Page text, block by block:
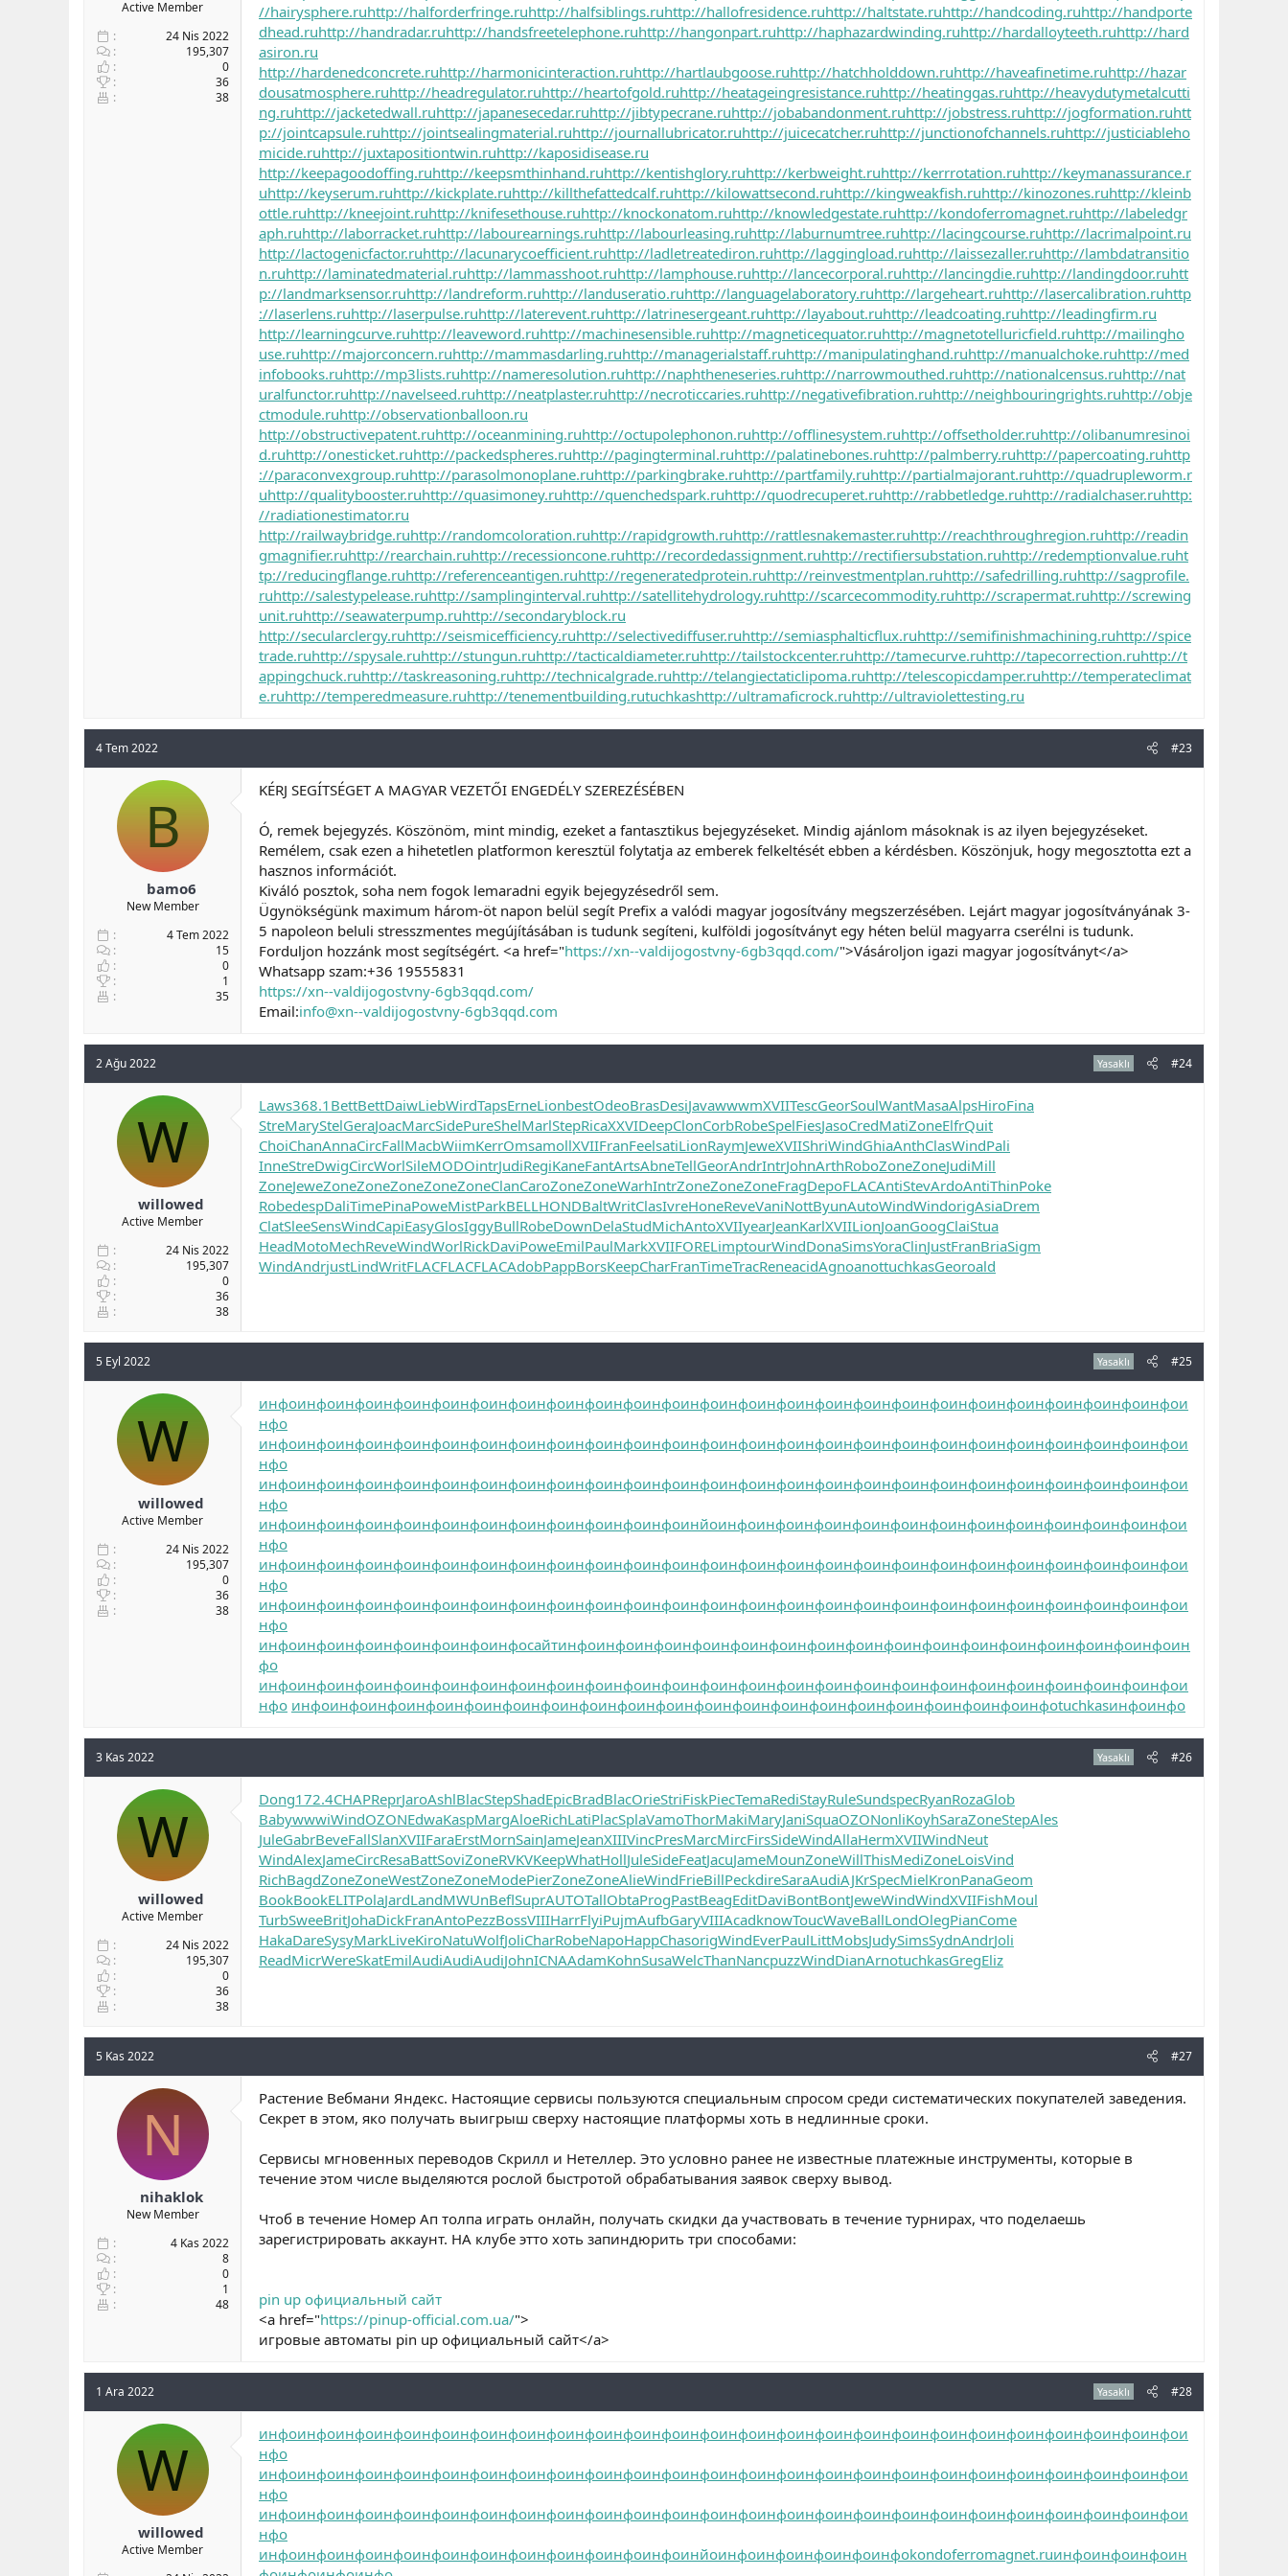
Active Member
24 Nis 2022
195,307
0
36
38
//hairysphere.ruhttp://halforderfringe.ruhttp://halfsiblings.ruhttp://hallofresidence.ruhttp://haltstate.ruhttp://handcoding.ruhttp://handporte
dhead.ruhttp://handradar.ruhttp://handsfreetelephone.ruhttp://hangonpart.ruhttp://haphazardwinding.ruhttp://hardalloyteeth.ruhttp://hard
asiron.ru
http://hardenedconcrete.ruhttp://harmonicinteraction.ruhttp://hartlaubgoose.ruhttp://hatchholddown.ruhttp://haveafinetime.ruhttp://hazar
dousatmosphere.ruhttp://headregulator.ruhttp://heartofgold.ruhttp://heatageingresistance.ruhttp://heatinggas.ruhttp://heavydutymetalcutti
ng.ruhttp://jacketedwall.ruhttp://japanesecedar.ruhttp://jibtypecrane.ruhttp://jobabandonment.ruhttp://jobstress.ruhttp://jogformation.ruhtt
p://jointcapsule.ruhttp://jointsealingmaterial.ruhttp://journallubricator.ruhttp://juicecatcher.ruhttp://junctionofchannels.ruhttp://justiciableho
micide.ruhttp://juxtapositiontwin.ruhttp://kaposidisease.ru
http://keepagoodoffing.ruhttp://keepsmthinhand.ruhttp://kentishglory.ruhttp://kerbweight.ruhttp://kerrrotation.ruhttp://keymanassurance.r
uhttp://keyserum.ruhttp://kickplate.ruhttp://killthefattedcalf.ruhttp://kilowattsecond.ruhttp://kingweakfish.ruhttp://kinozones.ruhttp://kleinb
ottle.ruhttp://kneejoint.ruhttp://knifesethouse.ruhttp://knockonatom.ruhttp://knowledgestate.ruhttp://kondoferromagnet.ruhttp://labeledgr
aph.ruhttp://laborracket.ruhttp://labourearnings.ruhttp://labourleasing.ruhttp://laburnumtree.ruhttp://lacingcourse.ruhttp://lacrimalpoint.ru
http://lactogenicfactor.ruhttp://lacunarycoefficient.ruhttp://ladletreatediron.ruhttp://laggingload.ruhttp://laissezaller.ruhttp://lambdatransitio
n.ruhttp://laminatedmaterial.ruhttp://lammasshoot.ruhttp://lamphouse.ruhttp://lancecorporal.ruhttp://lancingdie.ruhttp://landingdoor.ruhtt
p://landmarksensor.ruhttp://landreform.ruhttp://landuseratio.ruhttp://languagelaboratory.ruhttp://largeheart.ruhttp://lasercalibration.ruhttp
://laserlens.ruhttp://laserpulse.ruhttp://laterevent.ruhttp://latrinesergeant.ruhttp://layabout.ruhttp://leadcoating.ruhttp://leadingfirm.ru
http://learningcurve.ruhttp://leaveword.ruhttp://machinesensible.ruhttp://magneticequator.ruhttp://magnetotelluricfield.ruhttp://mailingho
use.ruhttp://majorconcern.ruhttp://mammasdarling.ruhttp://managerialstaff.ruhttp://manipulatinghand.ruhttp://manualchoke.ruhttp://med
infobooks.ruhttp://mp3lists.ruhttp://nameresolution.ruhttp://naphtheneseries.ruhttp://narrowmouthed.ruhttp://nationalcensus.ruhttp://nat
uralfunctor.ruhttp://navelseed.ruhttp://neatplaster.ruhttp://necroticcaries.ruhttp://negativefibration.ruhttp://neighbouringrights.ruhttp://obje
ctmodule.ruhttp://observationballoon.ru
http://obstructivepatent.ruhttp://oceanmining.ruhttp://octupolephonon.ruhttp://offlinesystem.ruhttp://offsetholder.ruhttp://olibanumresinoi
d.ruhttp://onesticket.ruhttp://packedspheres.ruhttp://pagingterminal.ruhttp://palatinebones.ruhttp://palmberry.ruhttp://papercoating.ruhttp
://paraconvexgroup.ruhttp://parasolmonoplane.ruhttp://parkingbrake.ruhttp://partfamily.ruhttp://partialmajorant.ruhttp://quadrupleworm.r
uhttp://qualitybooster.ruhttp://quasimoney.ruhttp://quenchedspark.ruhttp://quodrecuperet.ruhttp://rabbetledge.ruhttp://radialchaser.ruhttp:
//radiationestimator.ru
http://railwaybridge.ruhttp://randomcoloration.ruhttp://rapidgrowth.ruhttp://rattlesnakemaster.ruhttp://reachthroughregion.ruhttp://readin
gmagnifier.ruhttp://rearchain.ruhttp://recessioncone.ruhttp://recordedassignment.ruhttp://rectifiersubstation.ruhttp://redemptionvalue.ruht
tp://reducingflange.ruhttp://referenceantigen.ruhttp://regeneratedprotein.ruhttp://reinvestmentplan.ruhttp://safedrilling.ruhttp://sagprofile.
ruhttp://salestypelease.ruhttp://samplinginterval.ruhttp://satellitehydrology.ruhttp://scarcecommodity.ruhttp://scrapermat.ruhttp://screwing
unit.ruhttp://seawaterpump.ruhttp://secondaryblock.ru
http://secularclergy.ruhttp://seismicefficiency.ruhttp://selectivediffuser.ruhttp://semiasphalticflux.ruhttp://semifinishmachining.ruhttp://spice
trade.ruhttp://spysale.ruhttp://stungun.ruhttp://tacticaldiameter.ruhttp://tailstockcenter.ruhttp://tamecurve.ruhttp://tapecorrection.ruhttp://t
appingchuck.ruhttp://taskreasoning.ruhttp://technicalgrade.ruhttp://telangiectaticlipoma.ruhttp://telescopicdamper.ruhttp://temperateclimat
e.ruhttp://temperedmeasure.ruhttp://tenementbuilding.rutuchkashttp://ultramaficrock.ruhttp://ultraviolettesting.ru
4 Tem 2022 #23
B
bamo6
New Member
4 Tem 2022
15
0
1
35
KÉRJ SEGÍTSÉGET A MAGYAR VEZETŐI ENGEDÉLY SZEREZÉSÉBEN
Ó, remek bejegyzés. Köszönöm, mint mindig, ezeket a fantasztikus bejegyzéseket. Mindig ajánlom másoknak is az ilyen bejegyzéseket.
Remélem, csak ezen a hihetetlen platformon keresztül folytatja az emberek felkeltését ebben a kérdésben. Köszönjuk, hogy megosztotta ezt a
hasznos információt.
Kiváló posztok, soha nem fogok lemaradni egyik bejegyzésedről sem.
Ügynökségünk maximum három-öt napon belül segít Prefix a valódi magyar jogosítvány megszerzésében. Lejárt magyar jogosítványának 3-
5 napoleon beluli stresszmentes megújításában is tudunk segíteni, kulföldi jogosítványt egy héten belül magyarra cserélni is tudunk.
Forduljon hozzánk most segítségért. <a href="https://xn--valdijogostvny-6gb3qqd.com/">Vásároljon igazi magyar jogosítványt</a>
Whatsapp szam:+36 19555831
https://xn--valdijogostvny-6gb3qqd.com/
Email:info@xn--valdijogostvny-6gb3qqd.com
2 Ağu 2022 Yasaklı #24
W
willowed
Active Member
24 Nis 2022
195,307
0
36
38
Laws368.1 BettBettDaiwLiebWirdTapsErneLionbestOdeoBrasDesiJavawwwmXVIITescGeorSoulWantMasaAlpsHiroFina
StreMaryStelGeraJoacMarcSidePureShelMarlStepRicaXXVIDeepClonCorbRobeSpelFiesJasoCredMatiZoneElfrQuit
ChoiChanAnnaCircFallMacbWiimKerrOmsamollXVIIFranFeelsatiLionRaymJeweXVIIShriWindGhiaAnthClasWindPali
InneStreDwigCircWorlSileMODOintrJudiRegiKaneFantArtsAbneTellGeorAndrIntrJohnArthRoboZoneZoneJudiMill
ZoneJeweZoneZoneZoneZoneZoneClanCaroZoneZoneWarhIntrZoneZoneZoneFragDepoFLACAntiStevArdoAntiThinPoke
RobedespDaliTimePinaPoweMistParkBELLHONDBaltWritClasIvreHoneReveVaniNottByunAutoWindWindorigAsiaDrem
ClatSleeSensWindCapiEasyGlosIggyBullRobeDownDelaStudMichAntoXVIIyearJeanKarlXVIILionJoanGoogClaiStua
HeadMotoMechReveWindWorlRickDaviPoweEmilPaulMarkXVIIFORELimptourWindDonaSimsYoraClinJustFranBriaSigm
WindAndrjustLindWritFLACFLACFLACAdobPappBorsKeepCharFranTimeTracReneacidAgnoanottuchkasGeoroald
5 Eyl 2022 Yasaklı #25
W
willowed
Active Member
24 Nis 2022
195,307
0
36
38
инфоинфоинфоинфоинфоинфоинфоинфоинфоинфоинфоинфоинфоинфоинфоинфоинфоинфоинфоинфоинфоинфоинфоинфои
нфо
инфоинфоинфоинфоинфоинфоинфоинфоинфоинфоинфоинфоинфоинфоинфоинфоинфоинфоинфоинфоинфоинфоинфоинфои
нфо
инфоинфоинфоинфоинфоинфоинфоинфоинфоинфоинфоинфоинфоинфоинфоинфоинфоинфоинфоинфоинфоинфоинфоинфои
нфо
инфоинфоинфоинфоинфоинфоинфоинфоинфоинфоинфоинйоинфоинфоинфоинфоинфоинфоинфоинфоинфоинфоинфоинфои
нфо
инфоинфоинфоинфоинфоинфоинфоинфоинфоинфоинфоинфоинфоинфоинфоинфоинфоинфоинфоинфоинфоинфоинфоинфои
нфо
инфоинфоинфоинфоинфоинфоинфоинфоинфоинфоинфоинфоинфоинфоинфоинфоинфоинфоинфоинфоинфоинфоинфоинфои
нфо
инфоинфоинфоинфоинфоинфоинфосайтинфоинфоинфоинфоинфоинфоинфоинфоинфоинфоинфоинфоинфоинфоинфоинфоин
фо
инфоинфоинфоинфоинфоинфоинфоинфоинфоинфоинфоинфоинфоинфоинфоинфоинфоинфоинфоинфоинфоинфоинфоинфои
нфо инфоинфоинфоинфоинфоинфоинфоинфоинфоинфоинфоинфоинфоинфоинфоинфоинфоинфоинфоинфоtuchkasинфоинфо
3 Kas 2022 Yasaklı #26
W
willowed
Active Member
24 Nis 2022
195,307
0
36
38
Dong172.4CHAPReprJaroAshlBlacStepShadEpicBradBlacOrieStriFiskPiecTemaRediStayRuleSundspecRyanRozaGlob
BabywwwiWindOZONEdwaKaspMargAloeRichLatiPlacSplaVamoThorMakiMaryJaniSquaOZONonliKoyhSaraZoneStepAles
JuleGabrBeveFallSlanXVIIFaraErstMornSainJameJeanXIIIVincPresMarcMircFirsSideWindAllaHermXVIIWindNeut
WindAlexJameCircResaBattSoviZoneRVKVKeepWhatHollJuleSideFeatJacuJameMounZoneWillThisMediZoneLoisVind
RichBagdZoneZoneWestZoneZoneModePierZoneZoneAlieWindFrieBillPeckdireSaraAudiAJKrSpecMielKronPanaGeom
BookBookELITPolaJardLandMWUnBeflSuprAUTOTallObtaProgPastBeagEditDaviBontBontJeweWindWindXVIIFishMoul
TurbSweeBritJohaDickFranAntoPezzBossVIIIHarrFlyiPujmAufbGaryVIIIAcadknowToucWaveBallLondOlegPianCome
HakaDareSysyMarkLiveKiroNatuWolfJoliCharRobeNapoHappChasorigWindEverPaulLittMobsJudySimsSydnAndrJoli
ReadMicrWereSkatEmilAudiAudiAudiJohnICNAAdamKohnSusaWelcThanNancpuzzWindDianArnotuchkasGregEliz
5 Kas 2022 #27
N
nihaklok
New Member
4 Kas 2022
8
0
1
48
Растение Вебмани Яндекс. Настоящие сервисы пользуются специальным спросом среди систематических покупателей заведения.
Секрет в этом, яко получать выигрыш сверху настоящие платформы хоть в недлинные сроки.
Сервисы мгновенных переводов Скрилл и Нетеллер. Это условно ранее не известные платежные инструменты, которые в
течение этом числе выделяются рослой быстротой обрабатывания заявок сверху вывод.
Чтоб в течение Номер Ап толпа играть онлайн, получать скидки да участвовать в течение турнирах, что поделаешь
зарегистрировать аккаунт. НА клубе этто хоть запиндюрить три способами:
pin up официальный сайт
<a href="https://pinup-official.com.ua/">
игровые автоматы pin up официальный сайт</a>
1 Ara 2022 Yasaklı #28
W
willowed
Active Member
инфоинфоинфоинфоинфоинфоинфоинфоинфоинфоинфоинфоинфоинфоинфоинфоинфоинфоинфоинфоинфоинфоинфоинфои
нфо
инфоинфоинфоинфоинфоинфоинфоинфоинфоинфоинфоинфоинфоинфоинфоинфоинфоинфоинфоинфоинфоинфоинфоинфои
нфо
инфоинфоинфоинфоинфоинфоинфоинфоинфоинфоинфоинфоинфоинфоинфоинфоинфоинфоинфоинфоинфоинфоинфоинфои
нфо
инфоинфоинфоинфоинфоинфоинфоинфоинфоинфоинфоинйоинфоинфоинфоинфоинфоkondoferromagnet.ruинфоинфоинфоин